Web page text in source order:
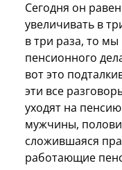
Сегодня он
увеличивать в
в три раза, то
пенсионного
вот это
эти все
уходят на
мужчины,
сложившаяся
работающие